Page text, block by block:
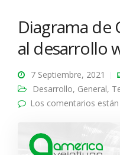
Diagrama de
al desarrollo
7 Septiembre, 2021
Desarrollo, General,
Los comentarios